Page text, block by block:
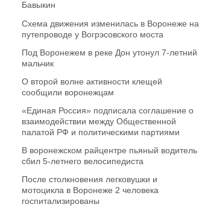
Бавыкин
Схема движения изменилась в Воронеже на
путепроводе у Вогрэсовского моста
Под Воронежем в реке Дон утонул 7-летний
мальчик
О второй волне активности клещей
сообщили воронежцам
«Единая Россия» подписала соглашение о
взаимодействии между Общественной
палатой РФ и политическими партиями
В воронежском райцентре пьяный водитель
сбил 5-летнего велосипедиста
После столкновения легковушки и
мотоцикла в Воронеже 2 человека
госпитализированы